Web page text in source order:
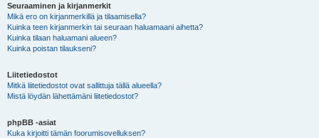
Seuraaminen ja kirjanmerkit
Mikä ero on kirjanmerkillä ja tilaamisella?
Kuinka teen kirjanmerkin tai seuraan haluamaani aihetta?
Kuinka tilaan haluamani alueen?
Kuinka poistan tilaukseni?
Liitetiedostot
Mitkä liitetiedostot ovat sallittuja tällä alueella?
Mistä löydän lähettämäni liitetiedostot?
phpBB -asiat
Kuka kirjoitti tämän foorumisovelluksen?